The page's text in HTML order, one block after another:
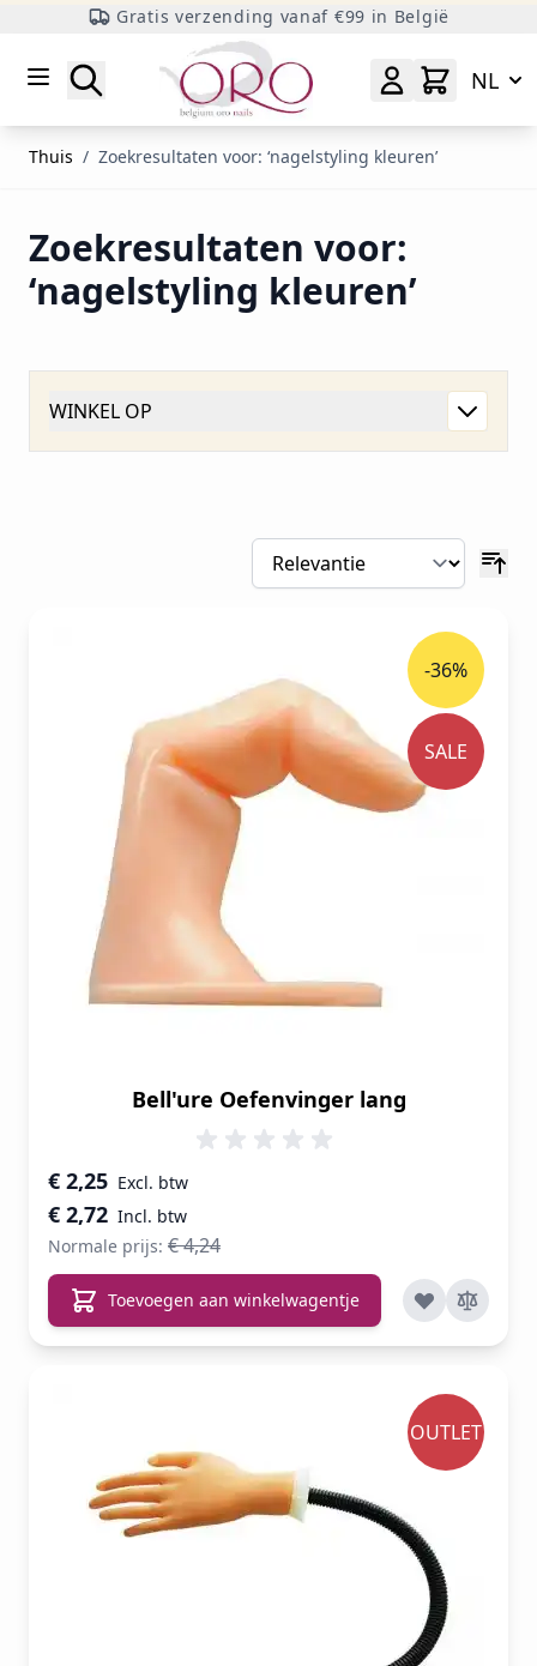
Gratis verzending vanaf €99 in België
Zoeken
NL
Thuis / Zoekresultaten voor: ‘nagelstyling kleuren’
Zoekresultaten voor:
‘nagelstyling kleuren’
Bell'ure Oefenvinger lang
Speciale prijs
€ 2,72
€ 2,25
Normale prijs: € 4,24
-36%
SALE
Toevoegen aan winkelwagentje
OUTLET
WINKEL OP